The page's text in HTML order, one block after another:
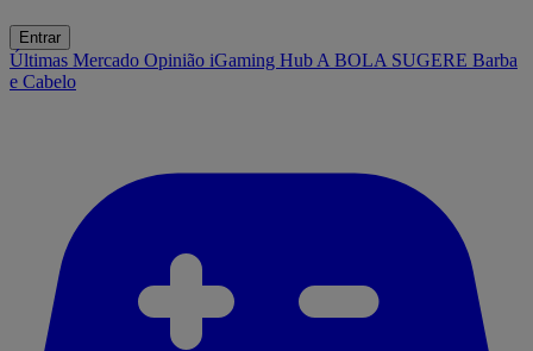
Entrar
Últimas Mercado Opinião iGaming Hub A BOLA SUGERE Barba
e Cabelo